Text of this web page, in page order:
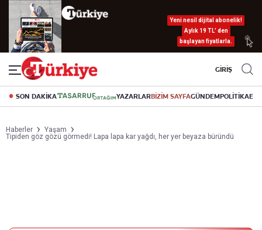
Yeni nesil dijital abonelik!
Aylık 19 TL’ den
başlayan fiyatlarla.
GİRİŞ
SON DAKİKA YAZARLARBİZİM SAYFAGÜNDEMPOLİTİKA
Haberler
Yaşam
Tipiden göz gözü görmedi! Lapa lapa kar yağdı, her yer beyaza büründü